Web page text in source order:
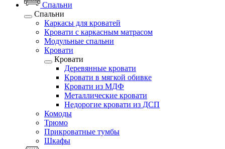
Спальни
Спальни
Каркасы для кроватей
Кровати с каркасным матрасом
Модульные спальни
Кровати
Кровати
Деревянные кровати
Кровати в мягкой обивке
Кровати из МДФ
Металлические кровати
Недорогие кровати из ДСП
Комоды
Трюмо
Прикроватные тумбы
Шкафы